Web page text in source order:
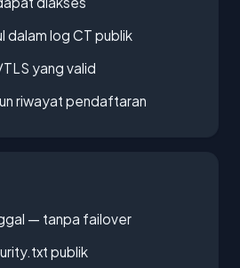
dalam log CT publik
yang valid
riwayat pendaftaran
— tanpa failover
publik